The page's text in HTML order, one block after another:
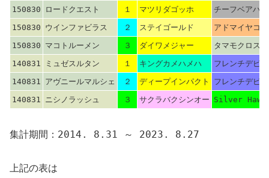
150830
ロードクエスト １ マツリダゴッホ
チーフベアハ
150830 ウインファビラス ２ ステイゴールド
アドマイヤコ
150830 マコトルーメン ３ ダイワメジャー
タマモクロス
140831
ミュゼスルタン １ キングカメハメハ
フレンチデピ
140831 アヴニールマルシェ ２ ディープインパクト
フレンチデピ
140831 ニシノラッシュ ３ サクラバクシンオー Silver Hawk
集計期間：2014. 8.31 ～ 2023. 8.27
上記の表は